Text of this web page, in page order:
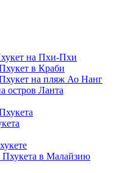
на Пхи-Пхи
в Краби
на пляж Ао Нанг
остров Ланта
Пхукета в Малайзию